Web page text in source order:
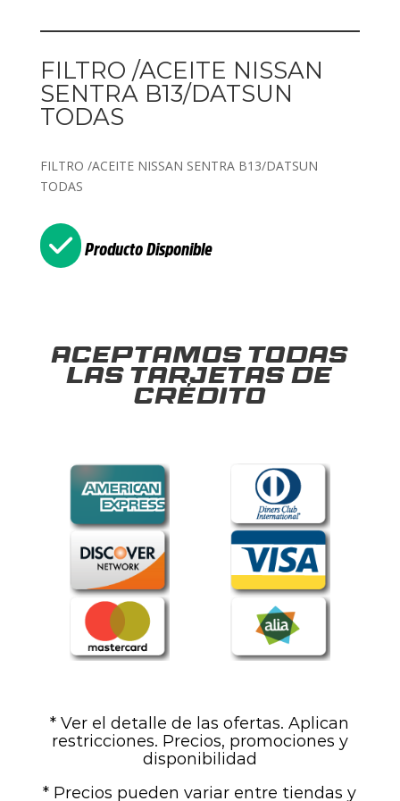
FILTRO /ACEITE NISSAN
SENTRA B13/DATSUN
TODAS
FILTRO /ACEITE NISSAN SENTRA B13/DATSUN
TODAS
Producto Disponible
Aceptamos todas
las tarjetas de
crédito
* Ver el detalle de las ofertas. Aplican
restricciones. Precios, promociones y
disponibilidad
* Precios pueden variar entre tiendas y